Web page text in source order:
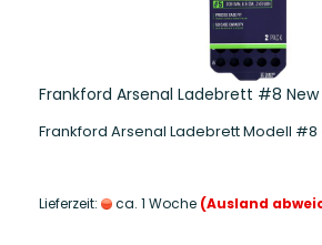
Frankford Arsenal Ladebrett #8
Frankford Arsenal Ladebrett Modell
Lieferzeit: ca. 1 Woche (Ausland